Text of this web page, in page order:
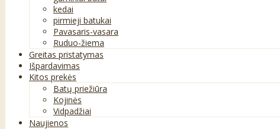
kedai
pirmieji batukai
Pavasaris-vasara
Ruduo-žiema
Greitas pristatymas
Išpardavimas
Kitos prekės
Batų priežiūra
Kojinės
Vidpadžiai
Naujienos